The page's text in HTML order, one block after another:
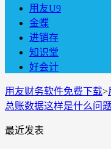
用友U9
金蝶
进销存
知识堂
好会计
用友财务软件免费下载>
总账数据这样是什么问题
最近发表